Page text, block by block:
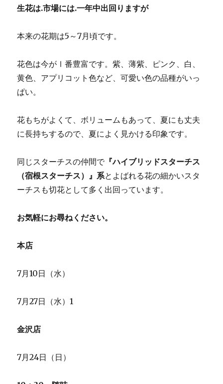
生花は.市場には.一年中出回りますが
本来の花期は5～7月頃です。
花色は今がⅠ番豊富です。紫、薄紫、ピンク、白、
黄色、アプリコット色など、可愛い色の品種がいっ
ぱい。
花もちがよくて、ボリュームもあって、夏にも丈夫
に長持ちするので、夏によく見かける印象です。
同じスターチスの仲間で『ハイブリッドスターチス
（宿根スターチス）』系とよばれる花の細かいスタ
ーチスも切花として多く出回っています。
お気軽にお尋ねください。
本店
7月10日（水）
7月27日（水）1
金沢店
7月24日（日）